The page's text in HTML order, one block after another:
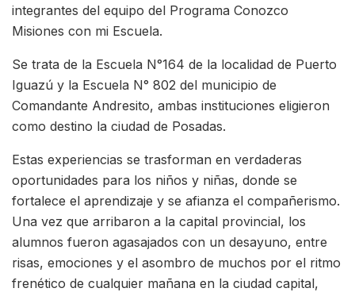
integrantes del equipo del Programa Conozco
Misiones con mi Escuela.
Se trata de la Escuela N°164 de la localidad de Puerto
Iguazú y la Escuela N° 802 del municipio de
Comandante Andresito, ambas instituciones eligieron
como destino la ciudad de Posadas.
Estas experiencias se trasforman en verdaderas
oportunidades para los niños y niñas, donde se
fortalece el aprendizaje y se afianza el compañerismo.
Una vez que arribaron a la capital provincial, los
alumnos fueron agasajados con un desayuno, entre
risas, emociones y el asombro de muchos por el ritmo
frenético de cualquier mañana en la ciudad capital,